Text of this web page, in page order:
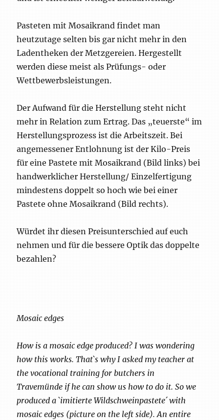
Pasteten mit Mosaikrand findet man
heutzutage selten bis gar nicht mehr in den
Ladentheken der Metzgereien. Hergestellt
werden diese meist als Prüfungs- oder
Wettbewerbsleistungen.
Der Aufwand für die Herstellung steht nicht
mehr in Relation zum Ertrag. Das „teuerste“ im
Herstellungsprozess ist die Arbeitszeit. Bei
angemessener Entlohnung ist der Kilo-Preis
für eine Pastete mit Mosaikrand (Bild links) bei
handwerklicher Herstellung/ Einzelfertigung
mindestens doppelt so hoch wie bei einer
Pastete ohne Mosaikrand (Bild rechts).
Würdet ihr diesen Preisunterschied auf euch
nehmen und für die bessere Optik das doppelte
bezahlen?
Mosaic edges
How is a mosaic edge produced? I was wondering
how this works. That`s why I asked my teacher at
the vocational training for butchers in
Travemünde if he can show us how to do it. So we
produced a `imitierte Wildschweinpastete´ with
mosaic edges (picture on the left side). An entire